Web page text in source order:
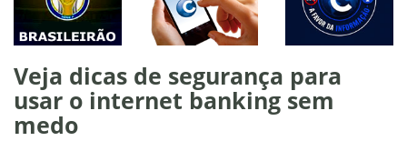
Veja dicas de segurança para
usar o internet banking sem
medo